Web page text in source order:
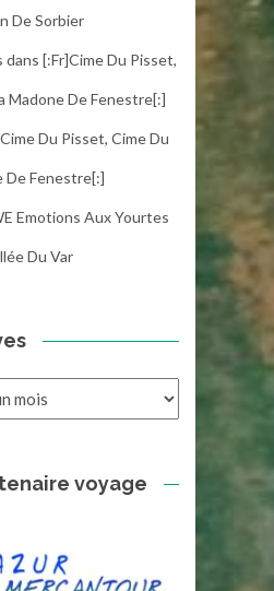
De Sorbier
dans [:fr]Cime Du Pisset,
Madone De Fenestre[:]
Du Pisset, Cime Du
De Fenestre[:]
Emotions Aux Yourtes
Du Var
voyage